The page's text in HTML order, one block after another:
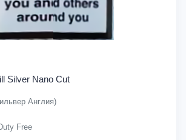
Silver Nano Cut
Англия)
Free